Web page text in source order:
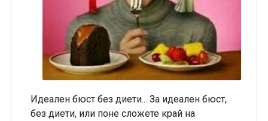
Идеален бюст без диети... За идеален бюст,
без диети, или поне сложете край на